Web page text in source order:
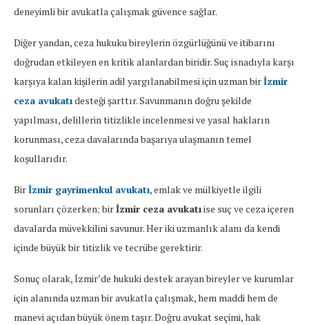
deneyimli bir avukatla çalışmak güvence sağlar.
Diğer yandan, ceza hukuku bireylerin özgürlüğünü ve itibarını
doğrudan etkileyen en kritik alanlardan biridir. Suç isnadıyla karşı
karşıya kalan kişilerin adil yargılanabilmesi için uzman birİzmir
ceza avukatıdesteği şarttır. Savunmanın doğru şekilde
yapılması, delillerin titizlikle incelenmesi ve yasal hakların
korunması, ceza davalarında başarıya ulaşmanın temel
koşullarıdır.
Birİzmir gayrimenkul avukatı, emlak ve mülkiyetle ilgili
sorunları çözerken; birİzmir ceza avukatıise suç ve ceza içeren
davalarda müvekkilini savunur. Her iki uzmanlık alanı da kendi
içinde büyük bir titizlik ve tecrübe gerektirir.
Sonuç olarak, İzmir’de hukuki destek arayan bireyler ve kurumlar
için alanında uzman bir avukatla çalışmak, hem maddi hem de
manevi açıdan büyük önem taşır. Doğru avukat seçimi, hak